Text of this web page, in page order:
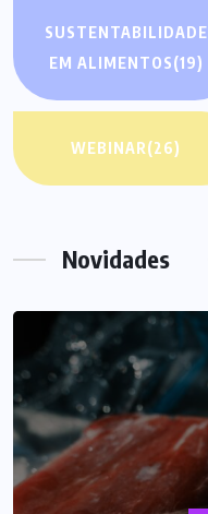
SUSTENTABILIDADE
EM ALIMENTOS(19)
WEBINAR(26)
Novidades